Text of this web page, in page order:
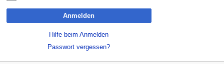
Anmelden
Hilfe beim Anmelden
Passwort vergessen?